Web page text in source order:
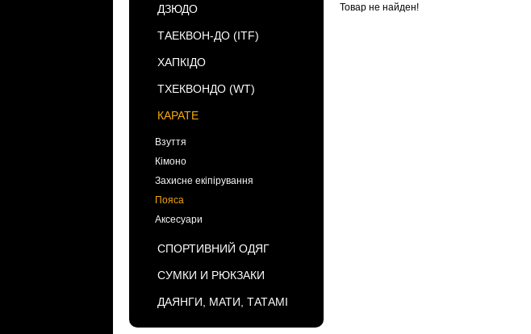
ДЗЮДО
ТАЕКВОН-ДО (ІТF)
ХАПКІДО
ТХЕКВОНДО (WT)
КАРАТЕ
Взуття
Кімоно
Захисне екіпірування
Пояса
Аксесуари
СПОРТИВНИЙ ОДЯГ
СУМКИ И РЮКЗАКИ
ДАЯНГИ, МАТИ, ТАТАМІ
Товар не найден!